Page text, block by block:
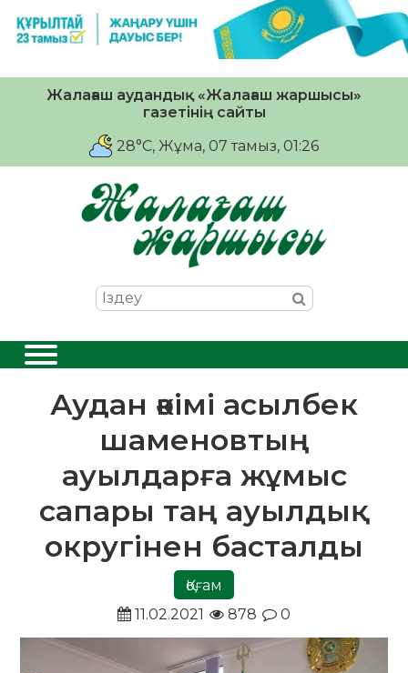
Жалағаш аудандық «Жалағаш жаршысы»
газетінің сайты
28°C, Жұма, 07 тамыз, 01:26
Аудан әкімі асылбек
шаменовтың
ауылдарға жұмыс
сапары таң ауылдық
округінен басталды
Қоғам
11.02.2021
878 0